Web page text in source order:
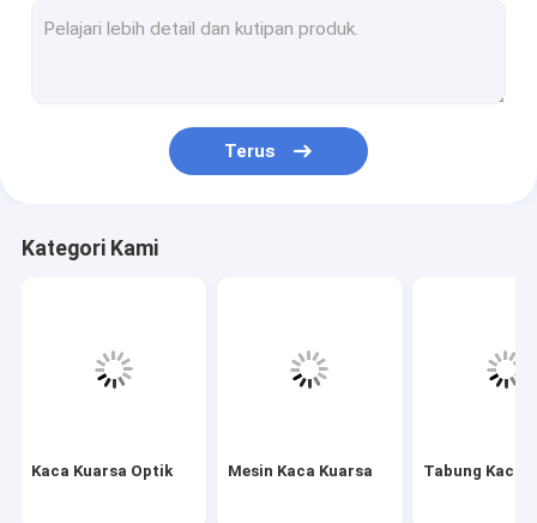
Tabung Kaca Borosilikat
Suku Cadang Laser
Aparat Kuarsa
Bagian Kaca Kustom
Terus
Kategori Kami
Kaca Kuarsa Optik Mesin Kaca Kuarsa Tabung Kaca